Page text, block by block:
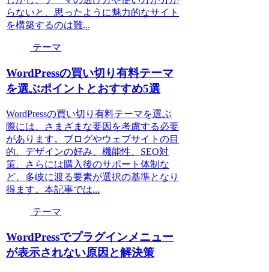
らないと、思ったように魅力的なサイト
を構築するのは難...
テーマ
WordPressの買い切り有料テーマ
を選ぶポイントとおすすめ5選
WordPressの買い切り有料テーマを選ぶ
際には、さまざまな要因を考慮する必要
があります。ブログやウェブサイトの目
的、デザインの好み、機能性、SEO対
策、さらには購入後のサポート体制な
ど、多岐に渡る要素が選択の基準となり
得ます。本記事では...
テーマ
WordPressでプラグインメニュー
が表示されない原因と解決策